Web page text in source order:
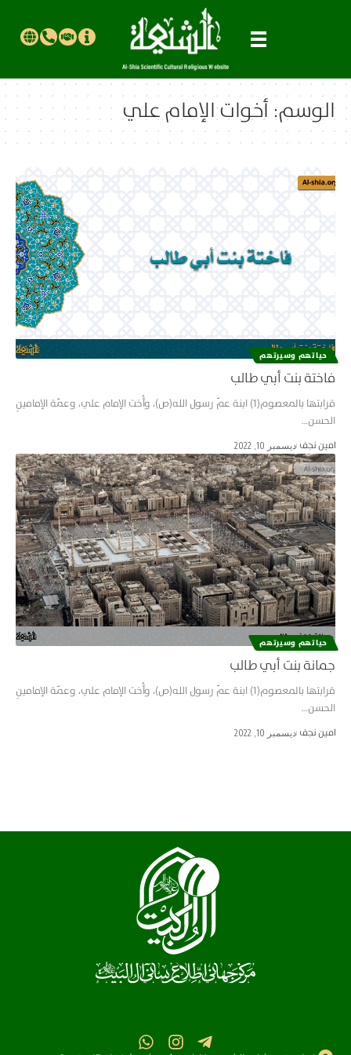
الوسم:أخوات الإمام علي
حياتهم وسيرتهم
فاختة بنت أبي طالب
قرابتها بالمعصوم(1) ابنة عمّ رسول الله(ص)، وأُخت الإمام علي، وعمّة الإمامينِ
الحسن…
امین نجف ديسمبر 10, 2022
حياتهم وسيرتهم
جمانة بنت أبي طالب
قرابتها بالمعصوم(1) ابنة عمّ رسول الله(ص)، وأُخت الإمام علي، وعمّة الإمامينِ
الحسن…
امین نجف ديسمبر 10, 2022